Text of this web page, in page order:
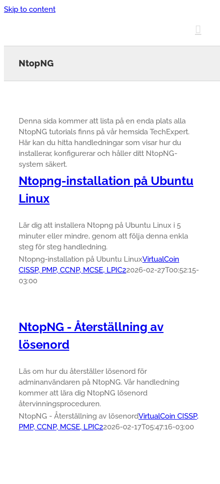
Skip to content
NtopNG
Denna sida kommer att lista på en enda plats alla
NtopNG tutorials finns på vår hemsida TechExpert.
Här kan du hitta handledningar som visar hur du
installerar, konfigurerar och håller ditt NtopNG-
system säkert.
Ntopng-installation på Ubuntu
Linux
Lär dig att installera Ntopng på Ubuntu Linux i 5
minuter eller mindre, genom att följa denna enkla
steg för steg handledning.
Ntopng-installation på Ubuntu LinuxVirtualCoin
CISSP, PMP, CCNP, MCSE, LPIC22026-02-27T00:52:15-
03:00
NtopNG - Återställning av
lösenord
Läs om hur du återställer lösenord för
adminanvändaren på NtopNG. Vår handledning
kommer att lära dig NtopNG lösenord
återvinningsproceduren.
NtopNG - Återställning av lösenordVirtualCoin CISSP,
PMP, CCNP, MCSE, LPIC22026-02-17T05:47:16-03:00